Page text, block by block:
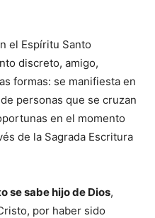
el Espíritu Santo
discreto, amigo,
formas: se manifiesta en
personas que se cruzan
en el momento
de la Sagrada Escritura
se sabe hijo de Dios,
por haber sido